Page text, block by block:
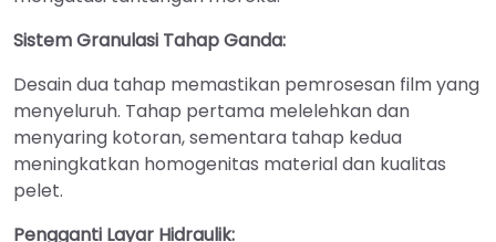
Sistem Granulasi Tahap Ganda:
Desain dua tahap memastikan pemrosesan film yang
menyeluruh. Tahap pertama melelehkan dan
menyaring kotoran, sementara tahap kedua
meningkatkan homogenitas material dan kualitas
pelet.
Pengganti Layar Hidraulik: